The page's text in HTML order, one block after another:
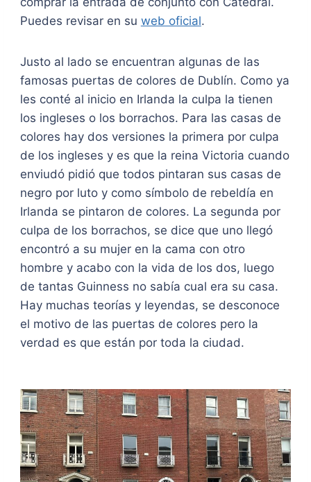
Puedes revisar en su web oficial.
Justo al lado se encuentran algunas de las
famosas puertas de colores de Dublín. Como ya
les conté al inicio en Irlanda la culpa la tienen
los ingleses o los borrachos. Para las casas de
colores hay dos versiones la primera por culpa
de los ingleses y es que la reina Victoria cuando
enviudó pidió que todos pintaran sus casas de
negro por luto y como símbolo de rebeldía en
Irlanda se pintaron de colores. La segunda por
culpa de los borrachos, se dice que uno llegó
encontró a su mujer en la cama con otro
hombre y acabo con la vida de los dos, luego
de tantas Guinness no sabía cual era su casa.
Hay muchas teorías y leyendas, se desconoce
el motivo de las puertas de colores pero la
verdad es que están por toda la ciudad.